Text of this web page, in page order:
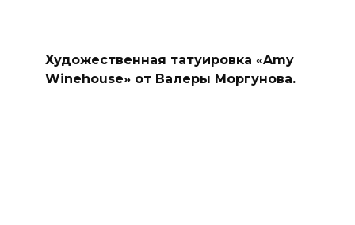
Художественная татуировка «Amy
Winehouse» от Валеры Моргунова.